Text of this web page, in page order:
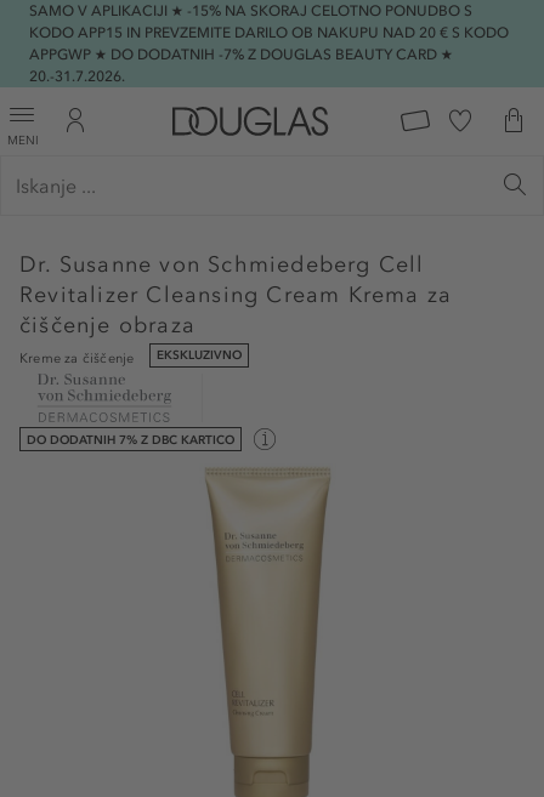
SAMO V APLIKACIJI ★ -15% NA SKORAJ CELOTNO PONUDBO S
KODO APP15 IN PREVZEMITE DARILO OB NAKUPU NAD 20 € S KODO
APPGWP ★ DO DODATNIH -7% Z DOUGLAS BEAUTY CARD ★
20.-31.7.2026.
MENI
Dr. Susanne von Schmiedeberg Cell
Revitalizer Cleansing Cream Krema za
čiščenje obraza
Kreme za čiščenje EKSKLUZIVNO
DO DODATNIH 7% Z DBC KARTICO